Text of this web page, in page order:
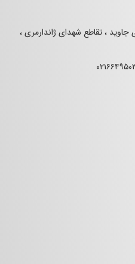
جاوید ، تقاطع شهدای ژاندارمری ،